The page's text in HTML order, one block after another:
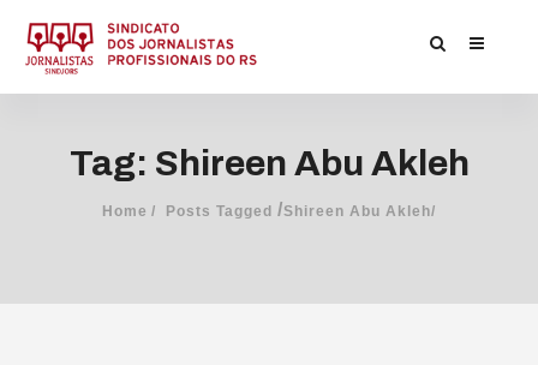
Tag: Shireen Abu Akleh
Home Posts Tagged /Shireen Abu Akleh/